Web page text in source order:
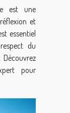
est une
et
essentiel
du
pour